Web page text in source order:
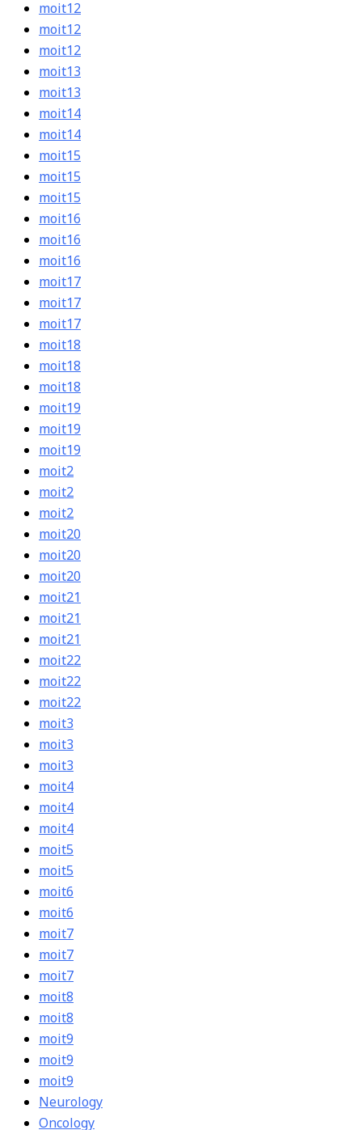
moit12
moit12
moit12
moit13
moit13
moit14
moit14
moit15
moit15
moit15
moit16
moit16
moit16
moit17
moit17
moit17
moit18
moit18
moit18
moit19
moit19
moit19
moit2
moit2
moit2
moit20
moit20
moit20
moit21
moit21
moit21
moit22
moit22
moit22
moit3
moit3
moit3
moit4
moit4
moit4
moit5
moit5
moit6
moit6
moit7
moit7
moit7
moit8
moit8
moit9
moit9
moit9
Neurology
Oncology